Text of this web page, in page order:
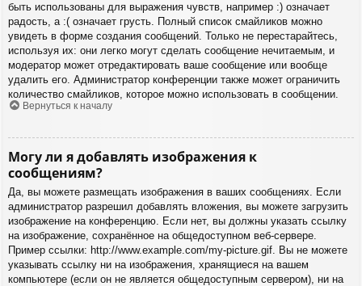
быть использованы для выражения чувств, например :) означает
радость, а :( означает грусть. Полный список смайликов можно
увидеть в форме создания сообщений. Только не перестарайтесь,
используя их: они легко могут сделать сообщение нечитаемым, и
модератор может отредактировать ваше сообщение или вообще
удалить его. Администратор конференции также может ограничить
количество смайликов, которое можно использовать в сообщении.
Вернуться к началу
Могу ли я добавлять изображения к
сообщениям?
Да, вы можете размещать изображения в ваших сообщениях. Если
администратор разрешил добавлять вложения, вы можете загрузить
изображение на конференцию. Если нет, вы должны указать ссылку
на изображение, сохранённое на общедоступном веб-сервере.
Пример ссылки: http://www.example.com/my-picture.gif. Вы не можете
указывать ссылку ни на изображения, хранящиеся на вашем
компьютере (если он не является общедоступным сервером), ни на